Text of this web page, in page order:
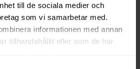
till de sociala medier och
som vi samarbetar med.
informationen med annan
tillhandahållit eller som de har